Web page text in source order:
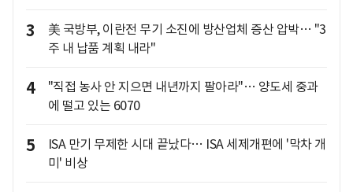
3
美 국방부, 이란전 무기 소진에 방산업체 증산 압박… "3
주 내 납품 계획 내라"
4
"직접 농사 안 지으면 내년까지 팔아라"… 양도세 중과
에 떨고 있는 6070
5
ISA 만기 무제한 시대 끝났다… ISA 세제개편에 '막차 개
미' 비상